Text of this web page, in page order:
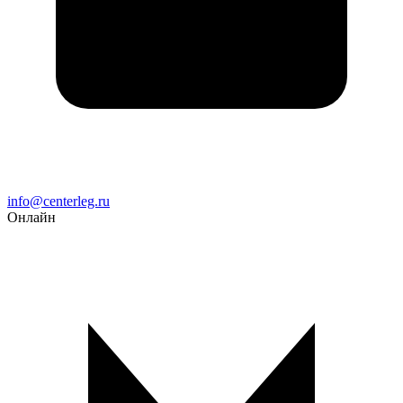
Email
info@centerleg.ru
Онлайн